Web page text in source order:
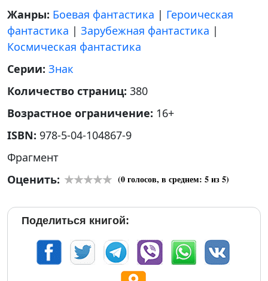
Жанры: Боевая фантастика | Героическая
фантастика | Зарубежная фантастика |
Космическая фантастика
Серии: Знак
Количество страниц: 380
Возрастное ограничение: 16+
ISBN: 978-5-04-104867-9
Фрагмент
Оценить:
(0голосов, в среднем: 5из 5)
Поделиться книгой: